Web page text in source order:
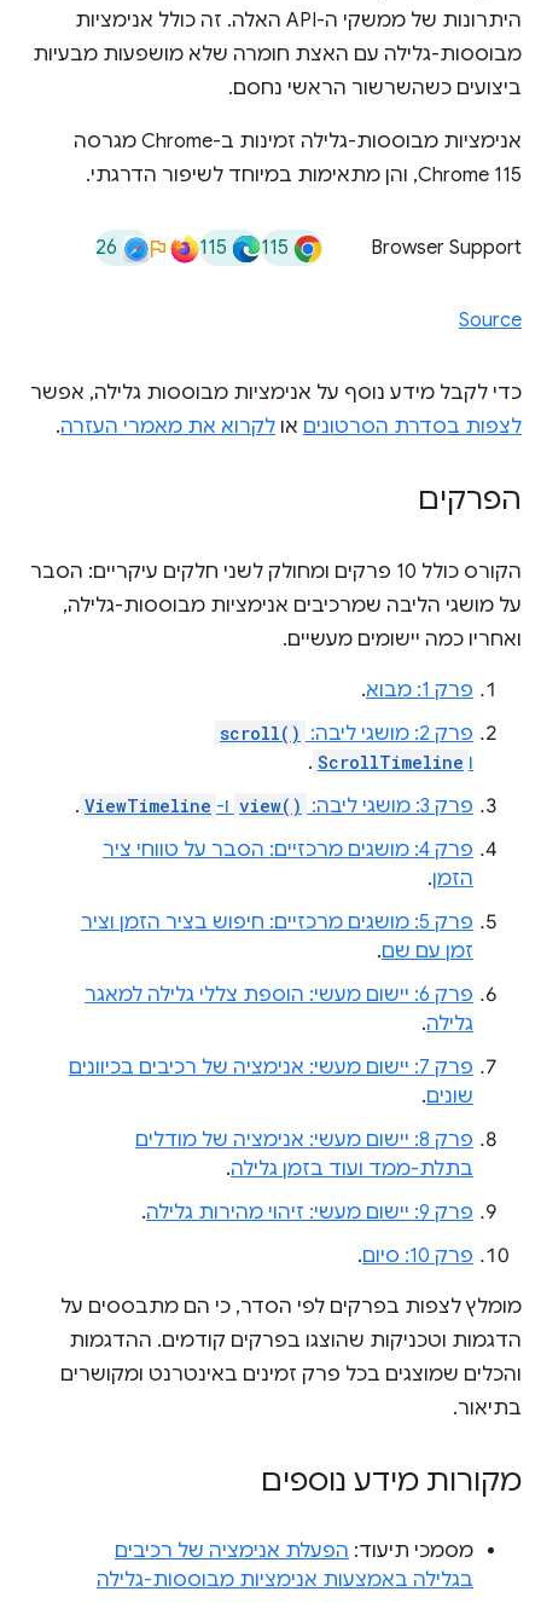
היתרונות של ממשקי ה-API האלה. זה כולל אנימציות
מבוססות-גלילה עם האצת חומרה שלא מושפעות מבעיות
ביצועים כשהשרשור הראשי נחסם.
אנימציות מבוססות-גלילה זמינות ב-Chrome מגרסה
Chrome 115, והן מתאימות במיוחד לשיפור הדרגתי.
Browser Support
115
115
26
Source
כדי לקבל מידע נוסף על אנימציות מבוססות גלילה, אפשר
לצפות בסדרת הסרטונים או לקרוא את מאמרי העזרה.
הפרקים
הקורס כולל 10 פרקים ומחולק לשני חלקים עיקריים: הסבר
על מושגי הליבה שמרכיבים אנימציות מבוססות-גלילה,
ואחריו כמה יישומים מעשיים.
פרק 1: מבוא
.
פרק 2: מושגי ליבה:
scroll()
ו ScrollTimeline
.
פרק 3: מושגי ליבה:
view() ו- ViewTimeline
.
פרק 4: מושגים מרכזיים: הסבר על טווחי ציר
הזמן.
פרק 5: מושגים מרכזיים: חיפוש בציר הזמן וציר
זמן עם שם.
פרק 6: יישום מעשי: הוספת צללי גלילה למאגר
גלילה.
פרק 7: יישום מעשי: אנימציה של רכיבים בכיוונים
שונים.
פרק 8: יישום מעשי: אנימציה של מודלים
בתלת-ממד ועוד בזמן גלילה.
פרק 9: יישום מעשי: זיהוי מהירות גלילה
.
פרק 10: סיום
.
מומלץ לצפות בפרקים לפי הסדר, כי הם מתבססים על
הדגמות וטכניקות שהוצגו בפרקים קודמים. ההדגמות
והכלים שמוצגים בכל פרק זמינים באינטרנט ומקושרים
בתיאור.
מקורות מידע נוספים
מסמכי תיעוד: הפעלת אנימציה של רכיבים
בגלילה באמצעות אנימציות מבוססות-גלילה